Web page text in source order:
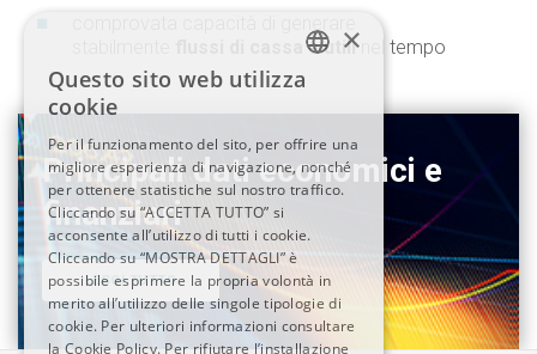
eutilinel tempo
Principali dati economici e
finanziari
LEGGI TUTTO
ENGLISH
×
Questo sito web utilizza
cookie
Per il funzionamento del sito, per offrire una
migliore esperienza di navigazione, nonché
per ottenere statistiche sul nostro traffico.
Cliccando su “ACCETTA TUTTO” si
acconsente all’utilizzo di tutti i cookie.
Cliccando su “MOSTRA DETTAGLI” è
possibile esprimere la propria volontà in
merito all’utilizzo delle singole tipologie di
cookie. Per ulteriori informazioni consultare
la Cookie Policy. Per rifiutare l’installazione